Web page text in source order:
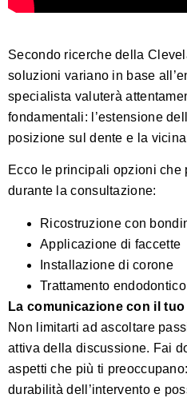
Secondo ricerche della
soluzioni variano in base
specialista valuterà
fondamentali: l’estensione
posizione sul dente e la
Ecco le principali opzioni che
durante la consultazione:
Ricostruzione con
Applicazione di faccette
Installazione di corone
Trattamento endodontico
La comunicazione con il
Non limitarti ad ascoltare
attiva della discussione. Fai
aspetti che più ti
durabilità dell’intervento e